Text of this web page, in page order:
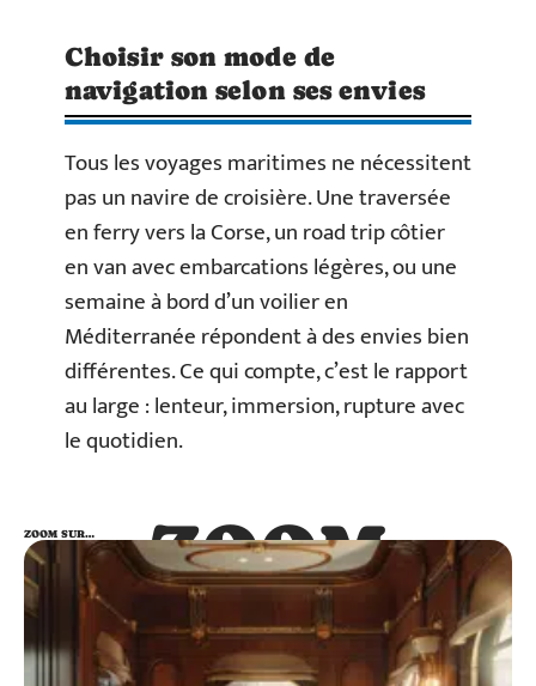
Choisir son mode de
navigation selon ses envies
Tous les voyages maritimes ne nécessitent
pas un navire de croisière. Une traversée
en ferry vers la Corse, un road trip côtier
en van avec embarcations légères, ou une
semaine à bord d’un voilier en
Méditerranée répondent à des envies bien
différentes. Ce qui compte, c’est le rapport
au large : lenteur, immersion, rupture avec
le quotidien.
ZOOM
SUR…
ZOOM SUR…